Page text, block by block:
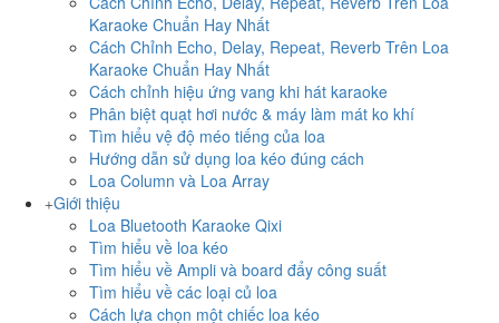
Karaoke Chuẩn Hay Nhất
Cách Chỉnh Echo, Delay, Repeat, Reverb Trên Loa
Karaoke Chuẩn Hay Nhất
Cách chỉnh hiệu ứng vang khi hát karaoke
Phân biệt quạt hơi nước & máy làm mát ko khí
Tìm hiểu vệ độ méo tiếng của loa
Hướng dẫn sử dụng loa kéo đúng cách
Loa Column và Loa Array
Giới thiệu
Loa Bluetooth Karaoke Qixi
Tìm hiểu về loa kéo
Tìm hiểu về Ampli và board đẩy công suất
Tìm hiểu về các loại củ loa
Cách lựa chọn một chiếc loa kéo